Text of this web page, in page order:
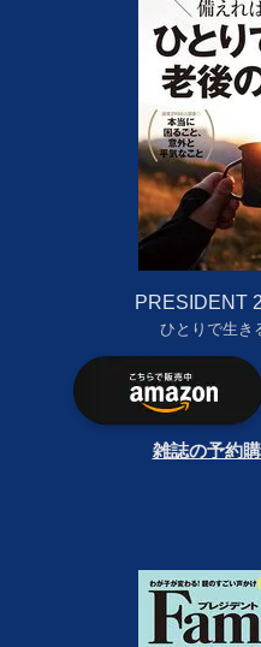
PRESIDENT
ひとりで生き
雑誌の予約